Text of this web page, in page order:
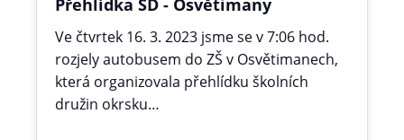
Přehlídka ŠD - Osvětimany
Ve čtvrtek 16. 3. 2023 jsme se v 7:06 hod.
rozjely autobusem do ZŠ v Osvětimanech,
která organizovala přehlídku školních
družin okrsku…